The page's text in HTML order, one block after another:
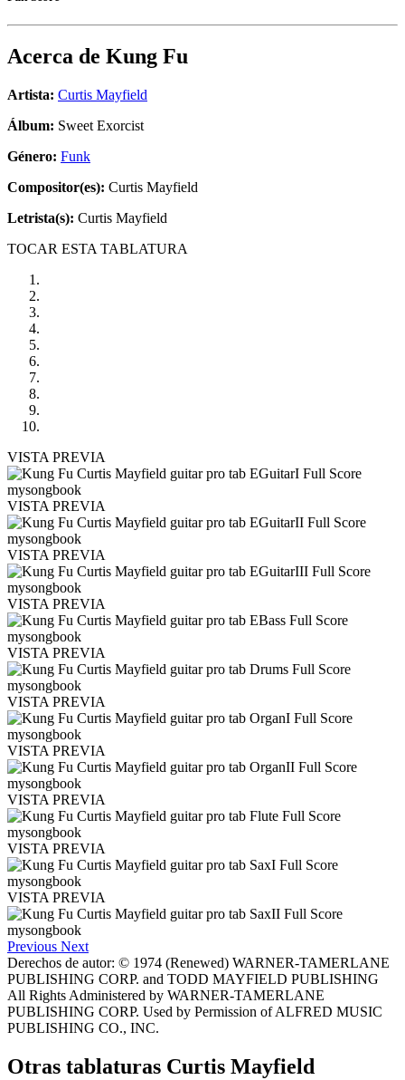
Acerca de Kung Fu
Artista: Curtis Mayfield
Álbum: Sweet Exorcist
Género: Funk
Compositor(es): Curtis Mayfield
Letrista(s): Curtis Mayfield
TOCAR ESTA TABLATURA
VISTA PREVIA
VISTA PREVIA
VISTA PREVIA
VISTA PREVIA
VISTA PREVIA
VISTA PREVIA
VISTA PREVIA
VISTA PREVIA
VISTA PREVIA
VISTA PREVIA
Previous Next
Derechos de autor: © 1974 (Renewed) WARNER-TAMERLANE
PUBLISHING CORP. and TODD MAYFIELD PUBLISHING
All Rights Administered by WARNER-TAMERLANE
PUBLISHING CORP. Used by Permission of ALFRED MUSIC
PUBLISHING CO., INC.
Otras tablaturas Curtis Mayfield